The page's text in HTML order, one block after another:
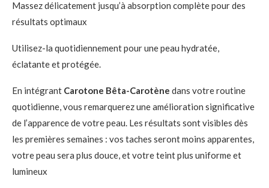
Massez délicatement jusqu’à absorption complète pour des
résultats optimaux
Utilisez-la quotidiennement pour une peau hydratée,
éclatante et protégée.
En intégrant Carotone Bêta-Carotène dans votre routine
quotidienne, vous remarquerez une amélioration significative
de l’apparence de votre peau. Les résultats sont visibles dès
les premières semaines : vos taches seront moins apparentes,
votre peau sera plus douce, et votre teint plus uniforme et
lumineux